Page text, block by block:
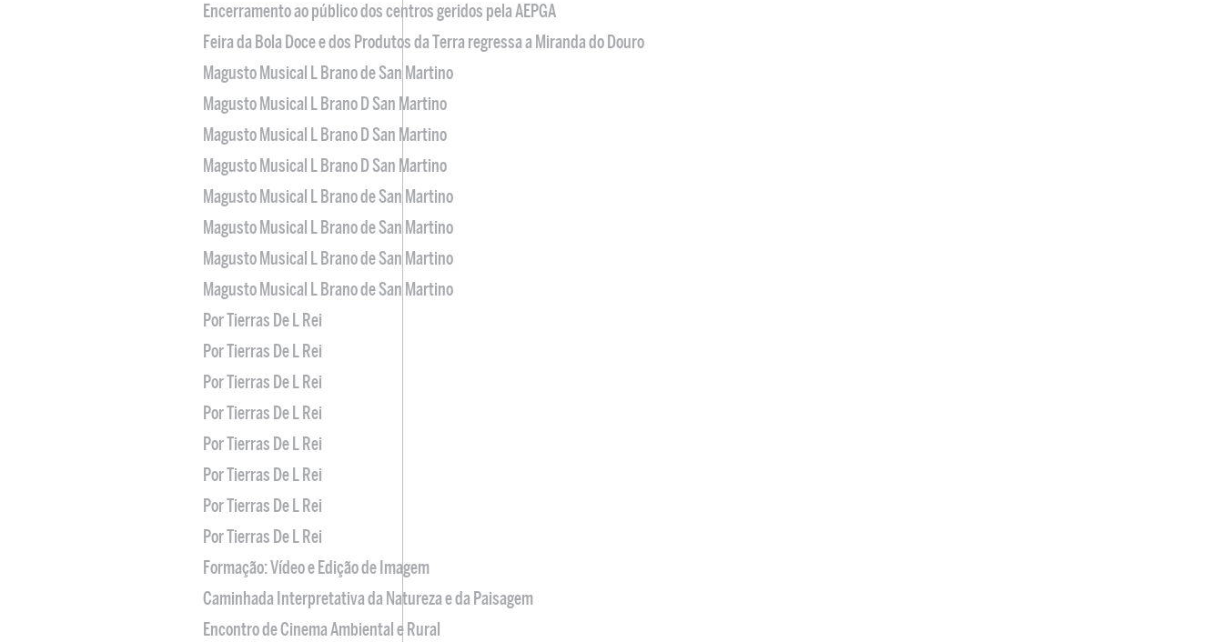
Encerramento ao público dos centros geridos pela AEPGA
Feira da Bola Doce e dos Produtos da Terra regressa a Miranda do Douro
Magusto Musical L Brano de San Martino
Magusto Musical L Brano D San Martino
Magusto Musical L Brano D San Martino
Magusto Musical L Brano D San Martino
Magusto Musical L Brano de San Martino
Magusto Musical L Brano de San Martino
Magusto Musical L Brano de San Martino
Magusto Musical L Brano de San Martino
Por Tierras De L Rei
Por Tierras De L Rei
Por Tierras De L Rei
Por Tierras De L Rei
Por Tierras De L Rei
Por Tierras De L Rei
Por Tierras De L Rei
Por Tierras De L Rei
Formação: Vídeo e Edição de Imagem
Caminhada Interpretativa da Natureza e da Paisagem
Encontro de Cinema Ambiental e Rural